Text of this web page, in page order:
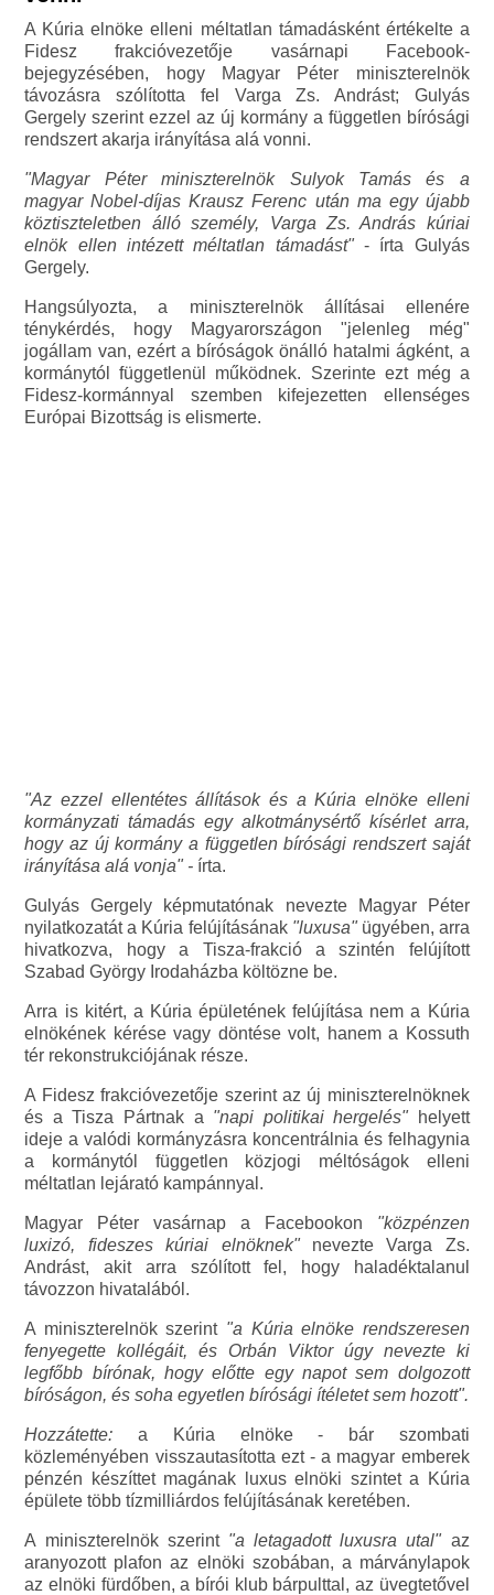
A Kúria elnöke elleni méltatlan támadásként értékelte a
Fidesz frakcióvezetője vasárnapi Facebook-
bejegyzésében, hogy Magyar Péter miniszterelnök
távozásra szólította fel Varga Zs. Andrást; Gulyás
Gergely szerint ezzel az új kormány a független bírósági
rendszert akarja irányítása alá vonni.
"Magyar Péter miniszterelnök Sulyok Tamás és a
magyar Nobel-díjas Krausz Ferenc után ma egy újabb
köztiszteletben álló személy, Varga Zs. András kúriai
elnök ellen intézett méltatlan támadást"- írta Gulyás
Gergely.
Hangsúlyozta, a miniszterelnök állításai ellenére
ténykérdés, hogy Magyarországon "jelenleg még"
jogállam van, ezért a bíróságok önálló hatalmi ágként, a
kormánytól függetlenül működnek. Szerinte ezt még a
Fidesz-kormánnyal szemben kifejezetten ellenséges
Európai Bizottság is elismerte.
"Az ezzel ellentétes állítások és a Kúria elnöke elleni
kormányzati támadás egy alkotmánysértő kísérlet arra,
hogy az új kormány a független bírósági rendszert saját
irányítása alá vonja" - írta.
Gulyás Gergely képmutatónak nevezte Magyar Péter
nyilatkozatát a Kúria felújításának "luxusa"ügyében, arra
hivatkozva, hogy a Tisza-frakció a szintén felújított
Szabad György Irodaházba költözne be.
Arra is kitért, a Kúria épületének felújítása nem a Kúria
elnökének kérése vagy döntése volt, hanem a Kossuth
tér rekonstrukciójának része.
A Fidesz frakcióvezetője szerint az új miniszterelnöknek
és a Tisza Pártnak a "napi politikai hergelés"helyett
ideje a valódi kormányzásra koncentrálnia és felhagynia
a kormánytól független közjogi méltóságok elleni
méltatlan lejárató kampánnyal.
Magyar Péter vasárnap a Facebookon "közpénzen
luxizó, fideszes kúriai elnöknek"nevezte Varga Zs.
Andrást, akit arra szólított fel, hogy haladéktalanul
távozzon hivatalából.
A miniszterelnök szerint "a Kúria elnöke rendszeresen
fenyegette kollégáit, és Orbán Viktor úgy nevezte ki
legfőbb bírónak, hogy előtte egy napot sem dolgozott
bíróságon, és soha egyetlen bírósági ítéletet sem hozott".
Hozzátette:a Kúria elnöke - bár szombati
közleményében visszautasította ezt - a magyar emberek
pénzén készíttet magának luxus elnöki szintet a Kúria
épülete több tízmilliárdos felújításának keretében.
A miniszterelnök szerint "a letagadott luxusra utal"az
aranyozott plafon az elnöki szobában, a márványlapok
az elnöki fürdőben, a bírói klub bárpulttal, az üvegtetővel